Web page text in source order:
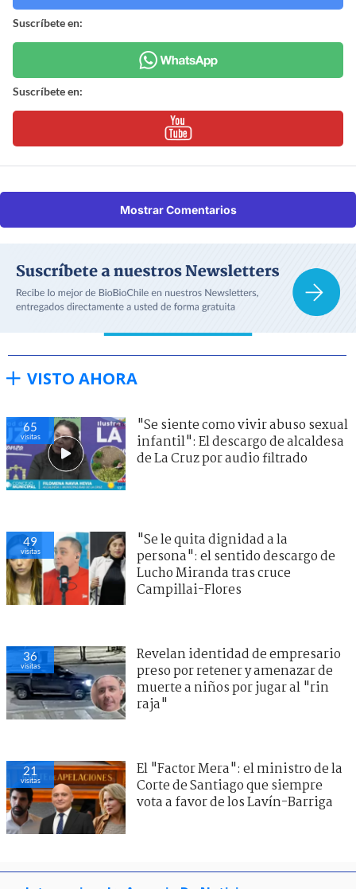
Suscríbete en:
Suscríbete en:
Mostrar Comentarios
VISTO AHORA
66
visitas
"Se siente como vivir abuso sexual
infantil": El descargo de alcaldesa
de La Cruz por audio filtrado
48
visitas
"Se le quita dignidad a la
persona": el sentido descargo de
Lucho Miranda tras cruce
Campillai-Flores
37
visitas
Revelan identidad de empresario
preso por retener y amenazar de
muerte a niños por jugar al "rin
raja"
30
visitas
El "Factor Mera": el ministro de la
Corte de Santiago que siempre
vota a favor de los Lavín-Barriga